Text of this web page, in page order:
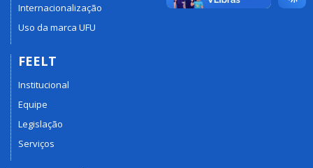
Internacionalização
Uso da marca UFU
FEELT
Institucional
Equipe
Legislação
Serviços